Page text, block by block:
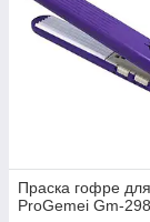
Праска гофре
ProGemei Gm-